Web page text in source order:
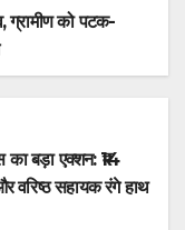
ग्रामीण को पटक-
बड़ा एक्शन: ₹14
वरिष्ठ सहायक रंगे हाथ